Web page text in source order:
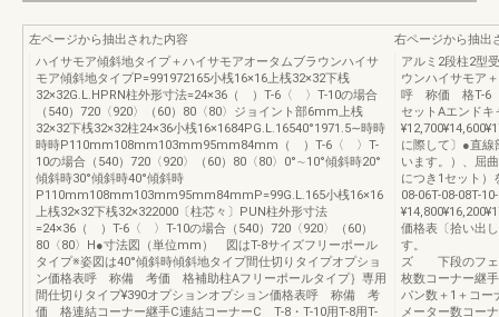
左ページから抽出された内容
ハイサモア傾斜地タイプ＋ハイサモアオータムブラウンハイサ
モア傾斜地タイプP=991972165小桟16×16上桟32×32下桟
32×32G.L.HPRN柱外形寸法=24×36（ ）T-6〈 〉T-10の場合
（540）720〈920〉（60）80〈80〉ジョイント部6mm上桟
32×32下桟32×32柱24×36小桟16×1684PG.L.16540°1971.5∼時時
時時P110mm108mm103mm95mm84mm（ ）T-6〈 〉T-
10の場合（540）720〈920〉（60）80〈80〉0°∼10°傾斜時20°
傾斜時30°傾斜時40°傾斜時
P110mm108mm103mm95mm84mmP=99G.L.165小桟16×16
上桟32×32下桟32×322000〔柱芯々〕PUN柱外形寸法
=24×36（ ）T-6〈 〉T-10の場合（540）720〈920〉（60）
80〈80〉H●寸法図（単位mm） 図はT-8サイズフリーポール
タイプ※姿図は40°傾斜時傾斜地タイプ間仕切りタイプオプショ
ン価格表呼 称備 考価 格補助柱Aフリーポールタイプ｝専用
間仕切りタイプ¥390オプションオプション価格表呼 称備 考
価 格連結コーナー継手C連結コーナーC T-8・T-10用T-8用T-
右ページから抽出
アルミ2段柱2型
ウンハイサモア
呼 称価 格T-6（
セットAエンド
に際して〕●直線
います。）、屈
につき1セット
08-06T-08-08T-
価格表〔拾い出
す。
ズ 下段のフェ
枚数コーナー継
パン数＋1＋コー
メーター数コー